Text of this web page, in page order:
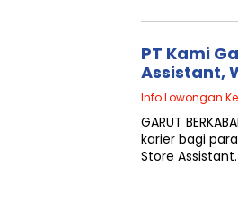
PT Kami
Assistant,
Info Lowongan
GARUT
karier bagi
Store